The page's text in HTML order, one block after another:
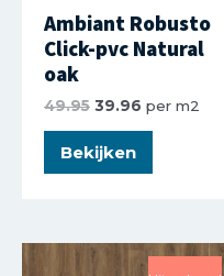
Ambiant Robusto
Click-pvc Natural
oak
49.95 39.96 per m2
Bekijken